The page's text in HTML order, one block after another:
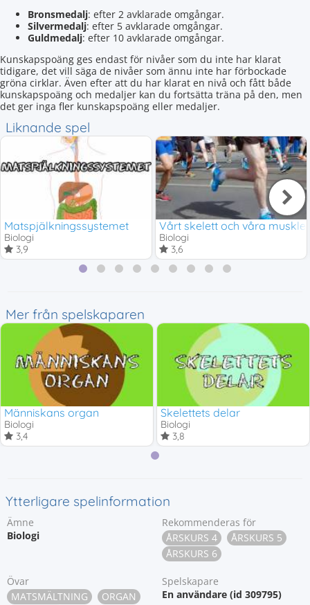
Bronsmedalj: efter 2 avklarade omgångar.
Silvermedalj: efter 5 avklarade omgångar.
Guldmedalj: efter 10 avklarade omgångar.
Kunskapspoäng ges endast för nivåer som du inte har klarat
tidigare, det vill säga de nivåer som ännu inte har förbockade
gröna cirklar. Även efter att du har klarat en nivå och fått både
kunskapspoäng och medaljer kan du fortsätta träna på den, men
det ger inga fler kunskapspoäng eller medaljer.
Liknande spel
Matspjälkningssystemet
Biologi
3,9
Vårt skelett och våra muskler
Biologi
3,6
Mer från spelskaparen
Människans organ
Biologi
3,4
Skelettets delar
Biologi
3,8
Ytterligare spelinformation
Ämne
Biologi
Rekommenderas för
ÅRSKURS 4
ÅRSKURS 5
ÅRSKURS 6
Övar
MATSMÄLTNING
ORGAN
Spelskapare
En användare (id 309795)